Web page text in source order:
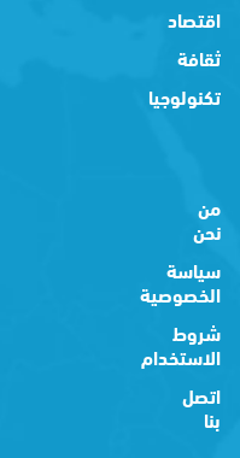
اقتصاد
ثقافة
تكنولوجيا
من
نحن
سياسة
الخصوصية
شروط
الاستخدام
اتصل
بنا